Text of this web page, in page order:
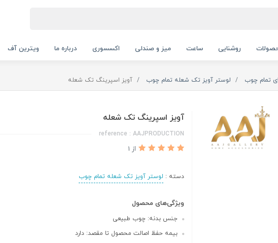
روشنایی ساعت میز و صندلی اکسسوری درباره ما ویترین آف
تمام چوب لوستر آویز تک شعله تمام چوب آویز اسپرینگ تک شعله
آویز اسپرینگ تک شعله
reference : AAJPRODUCTION
از 1
دسته : لوستر آویز تک شعله تمام چوب
ویژگی‌های محصول
جنس بدنه: چوب طبیعی
بیمه حفظ اصالت محصول تا مقصد: دارد